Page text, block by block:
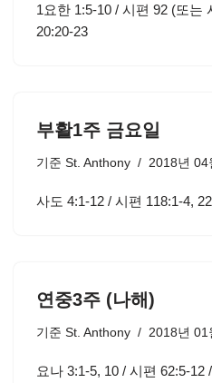
1요한 1:5-10 / 시편 92 (또는
20:20-23
부활1주 금요일
기준 St. Anthony 2018년 04
사도 4:1-12 / 시편 118:1-4,
연중3주 (나해)
기준 St. Anthony 2018년 01
요나 3:1-5, 10 / 시편 62:5-12